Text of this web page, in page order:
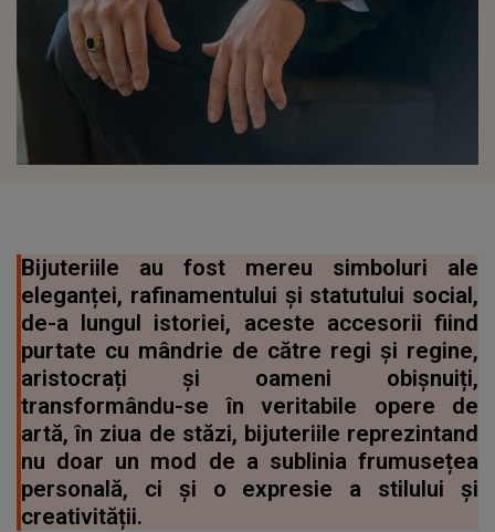
Bijuteriile au fost mereu simboluri ale
eleganței, rafinamentului și statutului social,
de-a lungul istoriei, aceste accesorii fiind
purtate cu mândrie de către regi și regine,
aristocrați și oameni obișnuiți,
transformându-se în veritabile opere de
artă, în ziua de stăzi, bijuteriile reprezintand
nu doar un mod de a sublinia frumusețea
personală, ci și o expresie a stilului și
creativității.